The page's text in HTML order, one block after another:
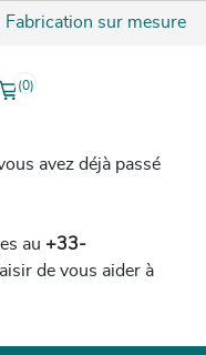
Fabrication sur mesure
(0)
avez déjà passé
au +33-
de vous aider à